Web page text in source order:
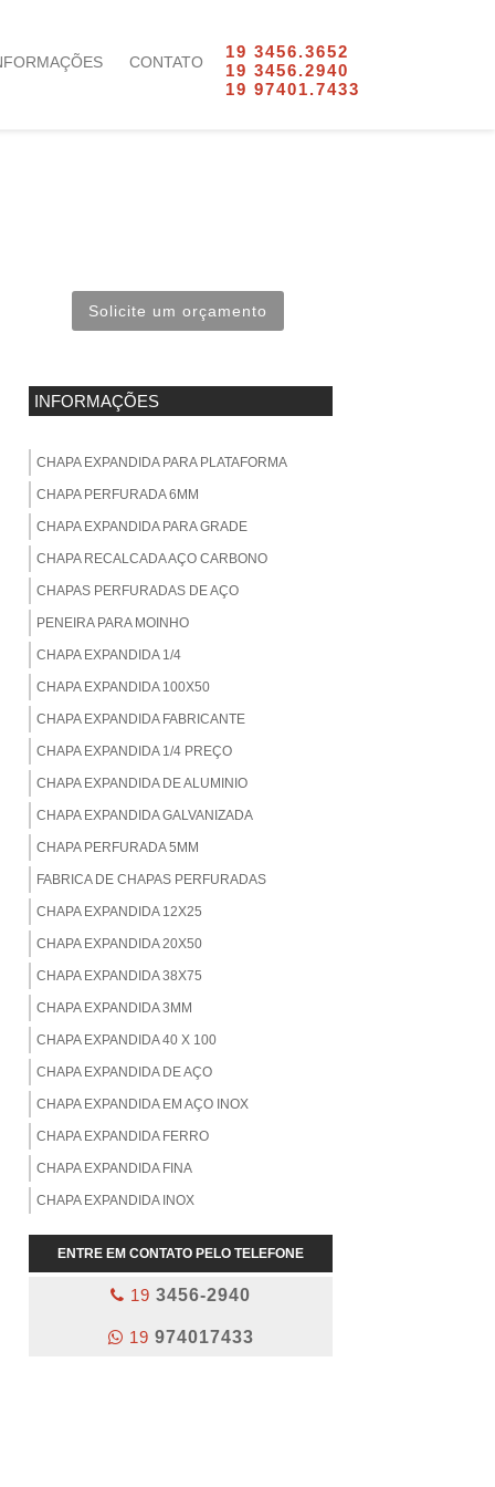
19 3456.3652
19 3456.2940
19 97401.7433
CONTATO
Solicite um orçamento
INFORMAÇÕES
CHAPA EXPANDIDA PARA PLATAFORMA
CHAPA PERFURADA 6MM
CHAPA EXPANDIDA PARA GRADE
CHAPA RECALCADA AÇO CARBONO
CHAPAS PERFURADAS DE AÇO
PENEIRA PARA MOINHO
CHAPA EXPANDIDA 1/4
CHAPA EXPANDIDA 100X50
CHAPA EXPANDIDA FABRICANTE
CHAPA EXPANDIDA 1/4 PREÇO
CHAPA EXPANDIDA DE ALUMINIO
CHAPA EXPANDIDA GALVANIZADA
CHAPA PERFURADA 5MM
FABRICA DE CHAPAS PERFURADAS
CHAPA EXPANDIDA 12X25
CHAPA EXPANDIDA 20X50
CHAPA EXPANDIDA 38X75
CHAPA EXPANDIDA 3MM
CHAPA EXPANDIDA 40 X 100
CHAPA EXPANDIDA DE AÇO
CHAPA EXPANDIDA EM AÇO INOX
CHAPA EXPANDIDA FERRO
CHAPA EXPANDIDA FINA
CHAPA EXPANDIDA INOX
CHAPA EXPANDIDA LISA
CHAPA EXPANDIDA ZINCADA
CHAPA PERFURADA 1/4
ENTRE EM CONTATO PELO TELEFONE
19 3456-2940
19 974017433